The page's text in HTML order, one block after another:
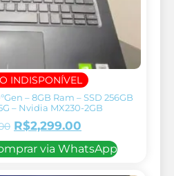
INDISPONÍVEL
– 8GB Ram – SSD 256GB
– Nvidia MX230-2GB
R$2,299.00
via WhatsApp